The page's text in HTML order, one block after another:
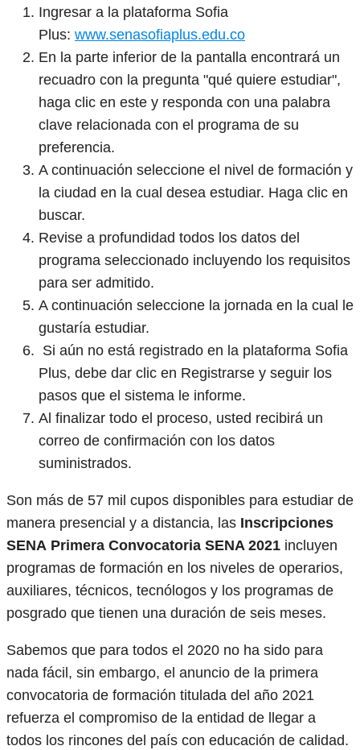
Ingresar a la plataforma Sofia
Plus: www.senasofiaplus.edu.co
En la parte inferior de la pantalla encontrará un
recuadro con la pregunta "qué quiere estudiar",
haga clic en este y responda con una palabra
clave relacionada con el programa de su
preferencia.
A continuación seleccione el nivel de formación y
la ciudad en la cual desea estudiar. Haga clic en
buscar.
Revise a profundidad todos los datos del
programa seleccionado incluyendo los requisitos
para ser admitido.
A continuación seleccione la jornada en la cual le
gustaría estudiar.
Si aún no está registrado en la plataforma Sofia
Plus, debe dar clic en Registrarse y seguir los
pasos que el sistema le informe.
Al finalizar todo el proceso, usted recibirá un
correo de confirmación con los datos
suministrados.
Son más de 57 mil cupos disponibles para estudiar de
manera presencial y a distancia, las Inscripciones
SENA Primera Convocatoria SENA 2021 incluyen
programas de formación en los niveles de operarios,
auxiliares, técnicos, tecnólogos y los programas de
posgrado que tienen una duración de seis meses.
Sabemos que para todos el 2020 no ha sido para
nada fácil, sin embargo, el anuncio de la primera
convocatoria de formación titulada del año 2021
refuerza el compromiso de la entidad de llegar a
todos los rincones del país con educación de calidad.